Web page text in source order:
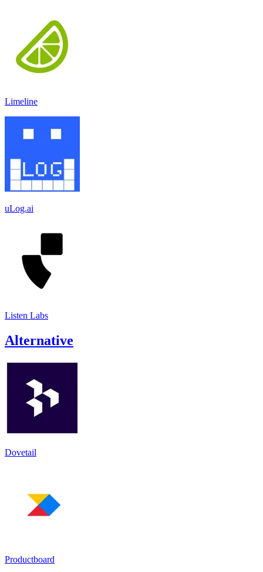
Limeline
uLog.ai
Listen Labs
Alternative
Dovetail
Productboard